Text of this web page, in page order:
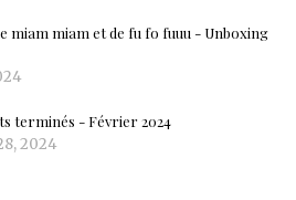
miam miam et de fu fo fuuu - Unboxing
terminés - Février 2024
2024